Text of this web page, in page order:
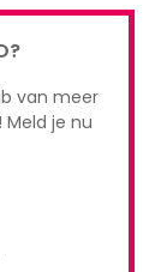
van meer
je nu